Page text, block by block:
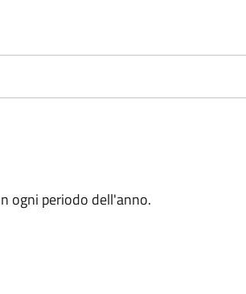
ogni periodo dell'anno.